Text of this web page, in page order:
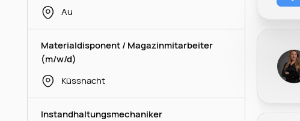
Au
Materialdisponent / Magazinmitarbeiter
(m/w/d)
Küssnacht
Instandhaltungsmechaniker